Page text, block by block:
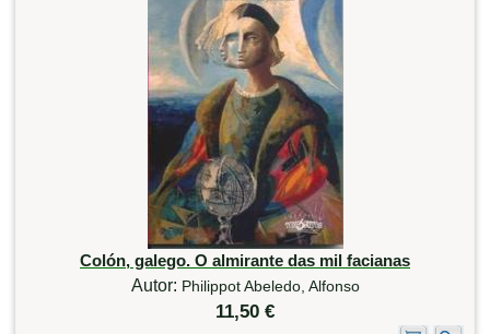
Colón, galego. O almirante das mil facianas
Autor: Philippot Abeledo, Alfonso
11,50 €